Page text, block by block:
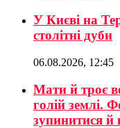
У Києві на
столітні дуби
06.08.2026, 12:45
Мати й троє
голій землі.
зупинитися й